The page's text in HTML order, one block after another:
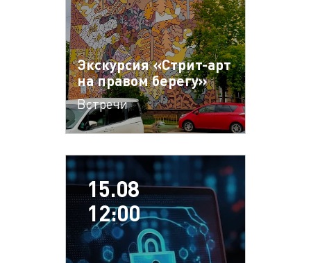
Экскурсия «Стрит-арт
на правом берегу»
Встречи
15.08
12:00